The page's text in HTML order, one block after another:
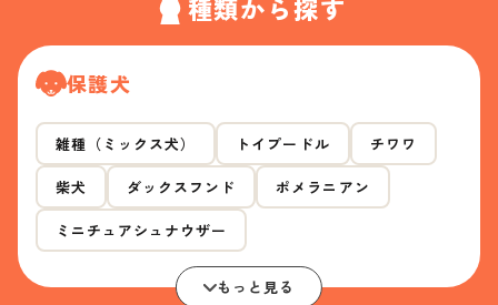
種類から探す
保護犬
雑種（ミックス犬） トイプードル チワワ
柴犬 ダックスフンド ポメラニアン
ミニチュアシュナウザー
もっと見る